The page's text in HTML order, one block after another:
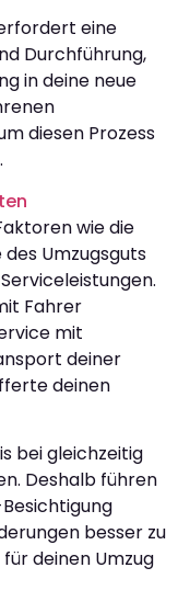
eine
Durchführung,
in deine neue
diesen Prozess
wie die
Umzugsguts
Fahrer
mit
deiner
deinen
bei gleichzeitig
Deshalb führen
besser zu
deinen Umzug